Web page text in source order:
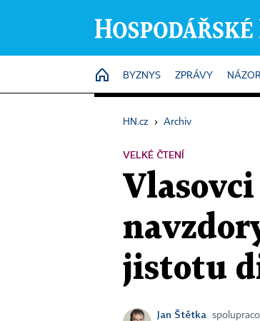
HOME
BYZNYS ZPRÁVY
HN.cz › Archiv
VELKÉ ČTENÍ
jistotu
Jan Štětka